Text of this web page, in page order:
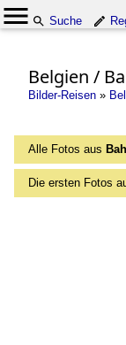
Suche
Belgien /
Bilder-Reisen »
Alle Fotos aus
Die ersten Fotos